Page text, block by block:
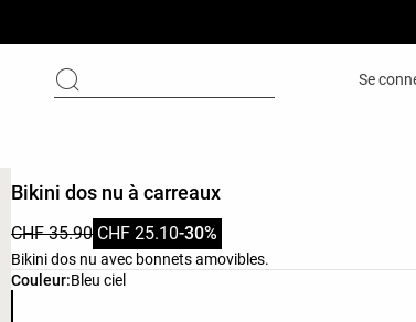
Se
Couleur:Bleu ciel
Liste des couleurs du produit
Bikini dos nu à carreaux
CHF 35.90 CHF 25.10-30%
Bikini dos nu avec bonnets amovibles.